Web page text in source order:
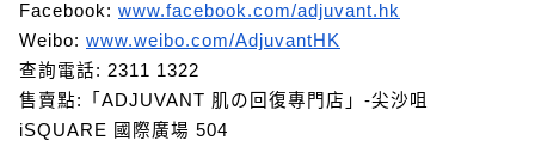
Facebook: www.facebook.com/adjuvant.hk
Weibo: www.weibo.com/AdjuvantHK
查詢電話: 2311 1322
售賣點:「ADJUVANT 肌の回復專門店」-尖沙咀
iSQUARE 國際廣場 504